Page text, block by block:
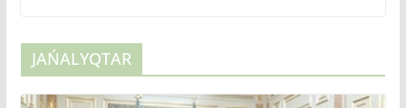
JAŃALYQTAR